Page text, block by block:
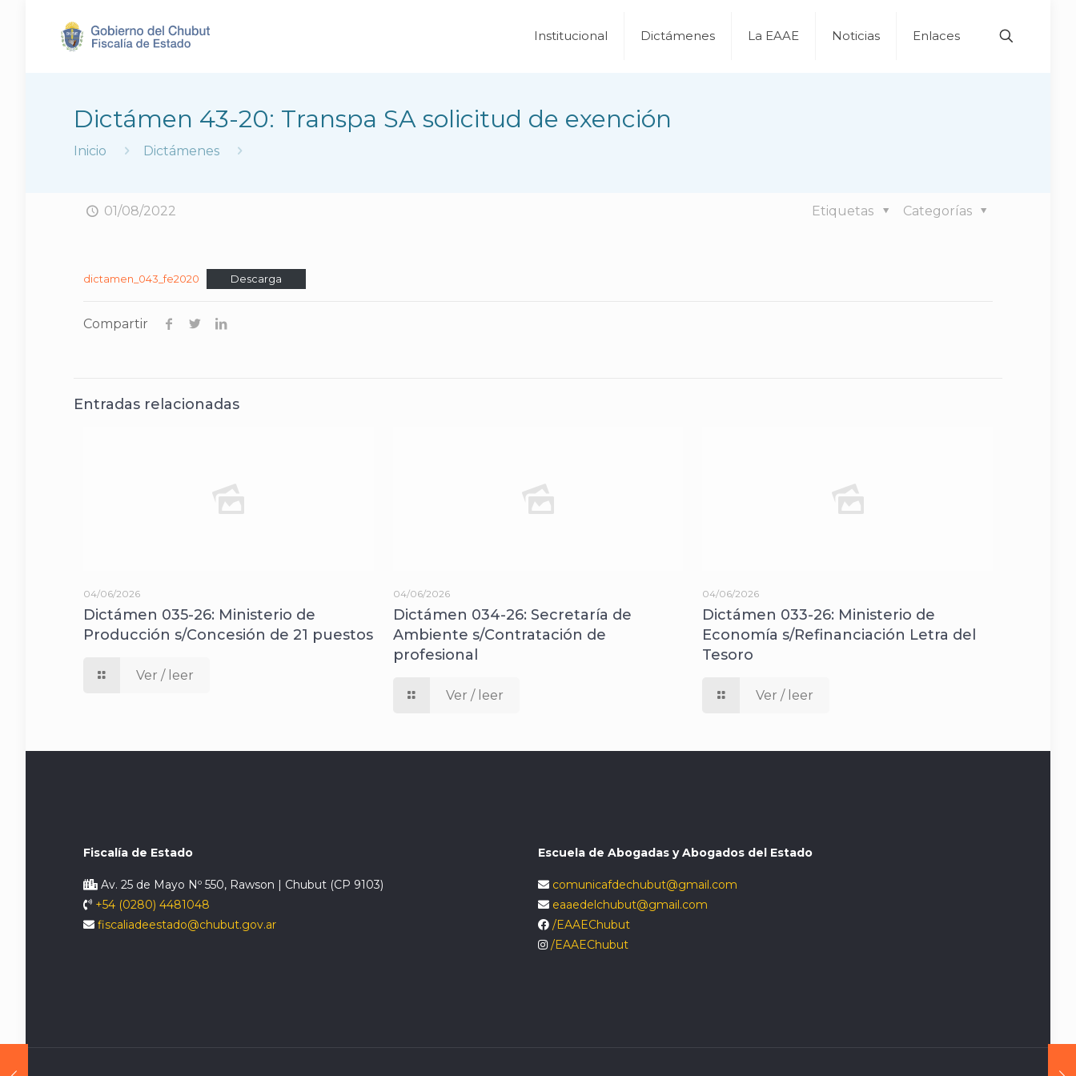
Institucional Dictámenes La EAAE Noticias Enlaces
Dictámen 43-20: Transpa SA solicitud de exención
Inicio Dictámenes
01/08/2022 Categorías
Etiquetas
dictamen_043_fe2020 Descarga
Compartir
Entradas relacionadas
04/06/2026
Dictámen 035-26: Ministerio de
Producción s/Concesión de 21 puestos
Ver / leer
04/06/2026
Dictámen 034-26: Secretaría de
Ambiente s/Contratación de
profesional
Ver / leer
04/06/2026
Dictámen 033-26: Ministerio de
Economía s/Refinanciación Letra del
Tesoro
Ver / leer
Fiscalía de Estado
Av. 25 de Mayo Nº 550, Rawson | Chubut (CP 9103)
+54 (0280) 4481048
fiscaliadeestado@chubut.gov.ar
Escuela de Abogadas y Abogados del Estado
comunicafdechubut@gmail.com
eaaedelchubut@gmail.com
/EAAEChubut
/EAAEChubut